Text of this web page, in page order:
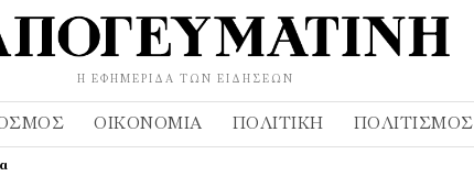
Η ΕΦΗΜΕΡΊΔΑ ΤΩΝ ΕΙΔΉΣΕΩΝ
ΟΙΚΟΝΟΜΊΑ ΠΟΛΙΤΙΚΉ ΠΟΛΙΤΙΣΜΌΣ